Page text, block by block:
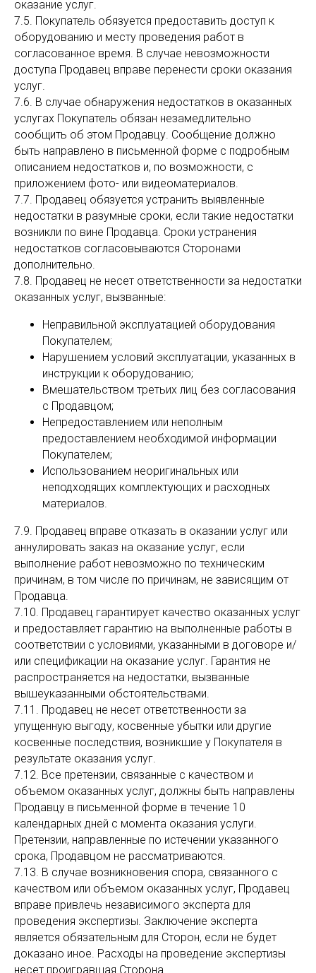
оказание услуг.
7.5. Покупатель обязуется предоставить доступ к
оборудованию и месту проведения работ в
согласованное время. В случае невозможности
доступа Продавец вправе перенести сроки оказания
услуг.
7.6. В случае обнаружения недостатков в оказанных
услугах Покупатель обязан незамедлительно
сообщить об этом Продавцу. Сообщение должно
быть направлено в письменной форме с подробным
описанием недостатков и, по возможности, с
приложением фото- или видеоматериалов.
7.7. Продавец обязуется устранить выявленные
недостатки в разумные сроки, если такие недостатки
возникли по вине Продавца. Сроки устранения
недостатков согласовываются Сторонами
дополнительно.
7.8. Продавец не несет ответственности за недостатки
оказанных услуг, вызванные:
Неправильной эксплуатацией оборудования
Покупателем;
Нарушением условий эксплуатации, указанных в
инструкции к оборудованию;
Вмешательством третьих лиц без согласования
с Продавцом;
Непредоставлением или неполным
предоставлением необходимой информации
Покупателем;
Использованием неоригинальных или
неподходящих комплектующих и расходных
материалов.
7.9. Продавец вправе отказать в оказании услуг или
аннулировать заказ на оказание услуг, если
выполнение работ невозможно по техническим
причинам, в том числе по причинам, не зависящим от
Продавца.
7.10. Продавец гарантирует качество оказанных услуг
и предоставляет гарантию на выполненные работы в
соответствии с условиями, указанными в договоре и/
или спецификации на оказание услуг. Гарантия не
распространяется на недостатки, вызванные
вышеуказанными обстоятельствами.
7.11. Продавец не несет ответственности за
упущенную выгоду, косвенные убытки или другие
косвенные последствия, возникшие у Покупателя в
результате оказания услуг.
7.12. Все претензии, связанные с качеством и
объемом оказанных услуг, должны быть направлены
Продавцу в письменной форме в течение 10
календарных дней с момента оказания услуги.
Претензии, направленные по истечении указанного
срока, Продавцом не рассматриваются.
7.13. В случае возникновения спора, связанного с
качеством или объемом оказанных услуг, Продавец
вправе привлечь независимого эксперта для
проведения экспертизы. Заключение эксперта
является обязательным для Сторон, если не будет
доказано иное. Расходы на проведение экспертизы
несет проигравшая Сторона.